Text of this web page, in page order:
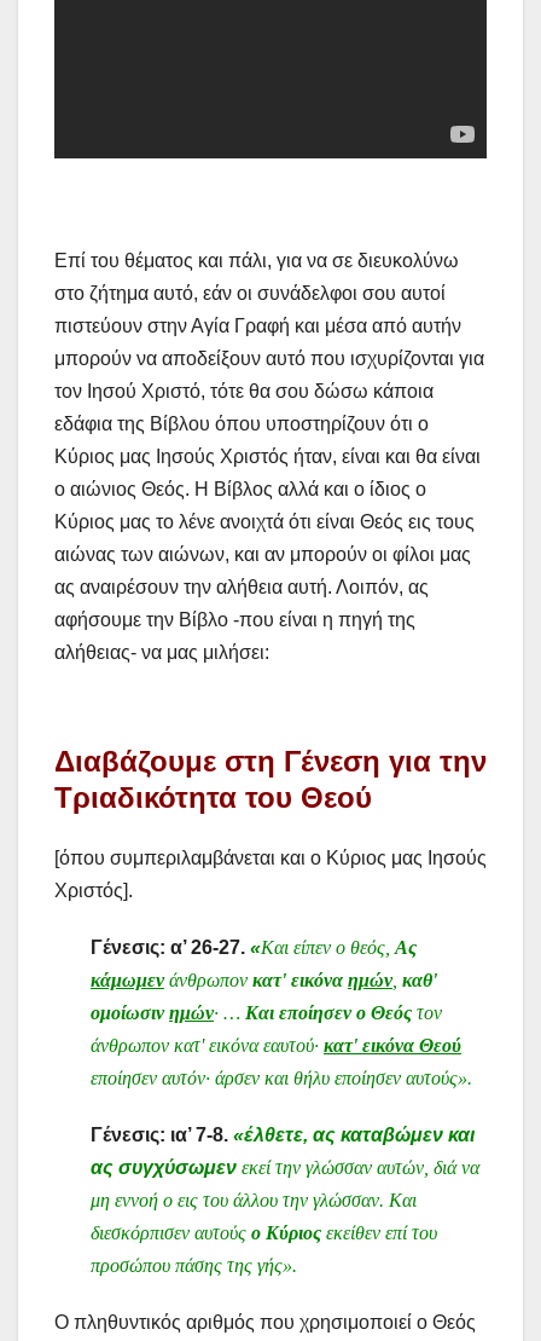
Επί του θέματος και πάλι, για να σε διευκολύνω
στο ζήτημα αυτό, εάν οι συνάδελφοι σου αυτοί
πιστεύουν στην Αγία Γραφή και μέσα από αυτήν
μπορούν να αποδείξουν αυτό που ισχυρίζονται για
τον Ιησού Χριστό, τότε θα σου δώσω κάποια
εδάφια της Βίβλου όπου υποστηρίζουν ότι ο
Κύριος μας Ιησούς Χριστός ήταν, είναι και θα είναι
ο αιώνιος Θεός. Η Βίβλος αλλά και ο ίδιος ο
Κύριος μας το λένε ανοιχτά ότι είναι Θεός εις τους
αιώνας των αιώνων, και αν μπορούν οι φίλοι μας
ας αναιρέσουν την αλήθεια αυτή. Λοιπόν, ας
αφήσουμε την Βίβλο -που είναι η πηγή της
αλήθειας- να μας μιλήσει:
Διαβάζουμε στη Γένεση για την
Τριαδικότητα του Θεού
[όπου συμπεριλαμβάνεται και ο Κύριος μας Ιησούς
Χριστός].
Γένεσις: α’ 26-27. «Και είπεν ο θεός, Ας
κάμωμενάνθρωπον κατ' εικόνα ημών, καθ'
ομοίωσινημών· … Και εποίησεν ο Θεός τον
άνθρωπον κατ' εικόνα εαυτού· κατ' εικόνα Θεού
εποίησεν αυτόν· άρσεν και θήλυ εποίησεν αυτούς».
Γένεσις: ια’ 7-8. «έλθετε, ας καταβώμεν και
ας συγχύσωμεν εκεί την γλώσσαν αυτών, διά να
μη εννοή ο εις του άλλου την γλώσσαν. Και
διεσκόρπισεν αυτούς ο Κύριος εκείθεν επί του
προσώπου πάσης της γής».
Ο πληθυντικός αριθμός που χρησιμοποιεί ο Θεός